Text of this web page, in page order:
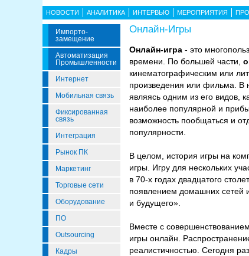
НОВОСТИ АНАЛИТИКА ИНТЕРВЬЮ МЕРОПРИЯТИЯ
Импорто­
Замещение
Автоматизация
Промышленности
Интернет
Мобильная связь
Фиксированная
связь
Интеграция
Рынок ПК
Маркетинг
Торговые сети
Оборудование
ПО
Outsourcing
Кадры
Онлайн-Игры
Онлайн-игра - это
времени. По большей части,
кинематографическим или
произведения или фильма. В
являясь одним из его видов,
наиболее популярной и
возможность пообщаться и
популярности.
В целом, история игры на
игры. Игру для нескольких
в 70-х годах двадцатого
появлением домашних сетей
и будущего».
Вместе с
игры онлайн.
реалистичностью. Сегодня